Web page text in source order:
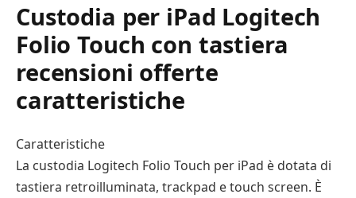
Custodia per iPad Logitech
Folio Touch con tastiera
recensioni offerte
caratteristiche
Caratteristiche
La custodia Logitech Folio Touch per iPad è dotata di
tastiera retroilluminata, trackpad e touch screen. È